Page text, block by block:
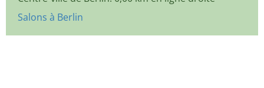
Salons à Berlin